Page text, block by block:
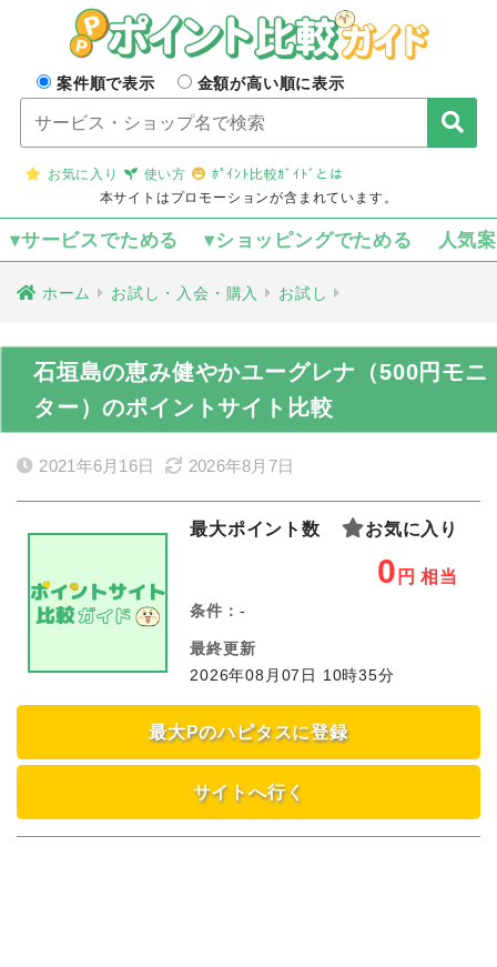
案件順で表示 金額が高い順に表示
お気に入り 使い方
ﾎﾟｲﾝﾄ比較ｶﾞｲﾄﾞとは
本サイトはプロモーションが含まれています。
▾サービスでためる ▾ショッピングでためる 人気
ホーム お試し・入会・購入 お試し
石垣島の恵み健やかユーグレナ（500円モニ
ター）のポイントサイト比較
2021年6月16日 2026年8月7日
最大ポイント数 お気に入り
0 円 相当
条件： -
最終更新
2026年08月07日 10時35分
最大Pのハピタスに登録
サイトへ行く